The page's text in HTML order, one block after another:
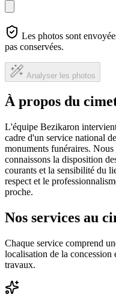
Les photos sont
pas conservées.
Analyser les photos
À propos du
L'équipe Bezikaron
cadre d'un service national
monuments funéraires.
connaissons la disposition
courants et la sensibilité du
respect et le
proche.
Nos services au
Chaque service comprend
localisation de la concession
travaux.